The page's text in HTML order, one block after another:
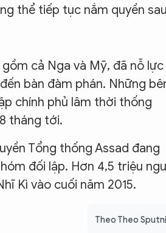
thể tiếp tục nắm quyền
cả Nga và Mỹ, đã nỗ lực
bàn đàm phán. Những
chính phủ lâm thời thống
tháng tới.
Tổng thống Assad đang
đối lập. Hơn 4,5 triệu
Kì vào cuối năm 2015.
Theo Theo